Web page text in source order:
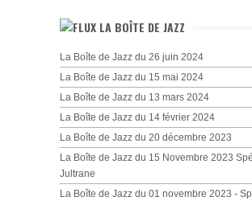
LA BOÎTE DE JAZZ
La Boîte de Jazz du 26 juin 2024
La Boîte de Jazz du 15 mai 2024
La Boîte de Jazz du 13 mars 2024
La Boîte de Jazz du 14 février 2024
La Boîte de Jazz du 20 décembre 2023
La Boîte de Jazz du 15 Novembre 2023
Jultrane
La Boîte de Jazz du 01 novembre 2023 -